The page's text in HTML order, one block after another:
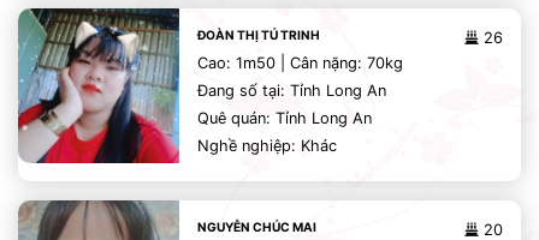
26
ĐOÀN THỊ TÚ TRINH
Cao: 1m50 | Cân nặng: 70kg
Đang số tại: Tỉnh Long An
Quê quán: Tỉnh Long An
Nghề nghiệp: Khác
20
NGUYỄN CHÚC MAI